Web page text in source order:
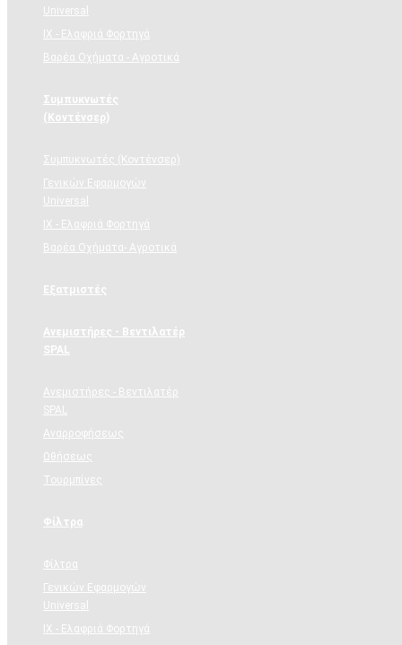
Universal
ΙΧ - Ελαφριά Φορτηγά
Βαρέα Οχήματα - Αγροτικά
Συμπυκνωτές
(Κοντένσερ)
Συμπυκνωτές (Κοντένσερ)
Γενικών Εφαρμογών
Universal
ΙΧ - Ελαφριά Φορτηγά
Βαρέα Οχήματα- Αγροτικά
Εξατμιστές
Ανεμιστήρες - Βεντιλατέρ
SPAL
Ανεμιστήρες - Βεντιλατέρ
SPAL
Αναρροφήσεως
Ωθήσεως
Τουρμπίνες
Φίλτρα
Φίλτρα
Γενικών Εφαρμογών
Universal
ΙΧ - Ελαφριά Φορτηγά